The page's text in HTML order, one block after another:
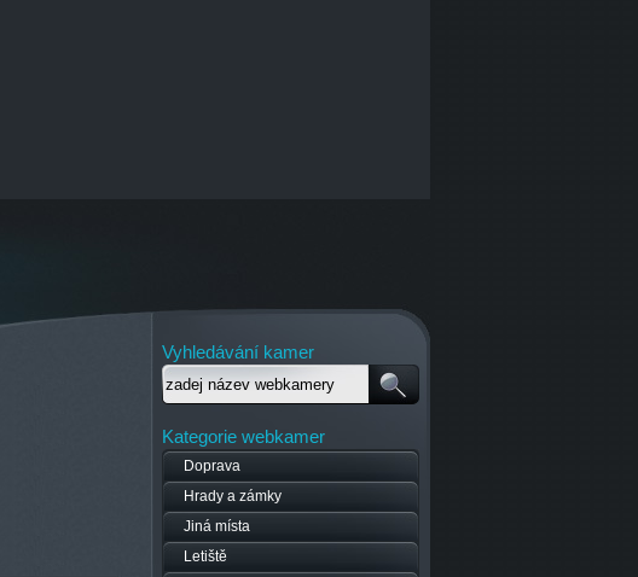
Vyhledávání kamer
Kategorie webkamer
Doprava
Hrady a zámky
Jiná místa
Letiště